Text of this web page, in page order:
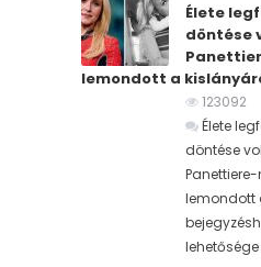
Élete
döntése
lemondott a
123092
Élete
döntése
lemondott